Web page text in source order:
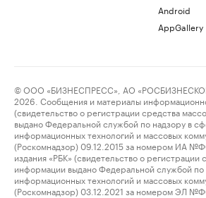
Android
AppGallery
© ООО «БИЗНЕСПРЕСС», АО
2026. Сообщения и материалы
(свидетельство о регистрации средства
выдано Федеральной службой по надзору в
информационных технологий и массовых
(Роскомнадзор) 09.12.2015 за номером ИА
издания «РБК» (свидетельство о регистрации
информации выдано Федеральной службой по
информационных технологий и массовых
(Роскомнадзор) 03.12.2021 за номером ЭЛ